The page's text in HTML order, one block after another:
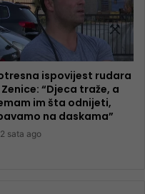
ispovijest rudara
Zenice: “Djeca traže, a
im šta odnijeti,
na daskama”
2 sata ago